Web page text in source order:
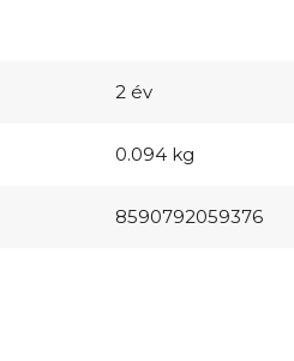
2 év
0.094 kg
8590792059376